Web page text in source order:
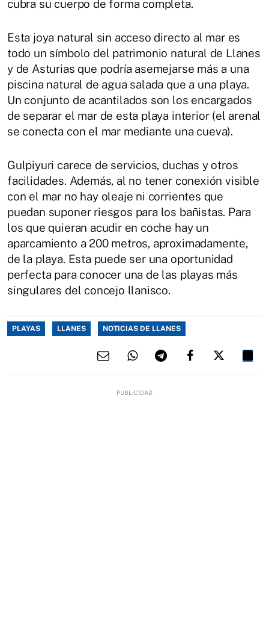
cubra su cuerpo de forma completa.
Esta joya natural sin acceso directo al mar es
todo un símbolo del patrimonio natural de Llanes
y de Asturias que podría asemejarse más a una
piscina natural de agua salada que a una playa.
Un conjunto de acantilados son los encargados
de separar el mar de esta playa interior (el arenal
se conecta con el mar mediante una cueva).
Gulpiyuri carece de servicios, duchas y otros
facilidades. Además, al no tener conexión visible
con el mar no hay oleaje ni corrientes que
puedan suponer riesgos para los bañistas. Para
los que quieran acudir en coche hay un
aparcamiento a 200 metros, aproximadamente,
de la playa. Esta puede ser una oportunidad
perfecta para conocer una de las playas más
singulares del concejo llanisco.
PLAYAS LLANES NOTICIAS DE LLANES